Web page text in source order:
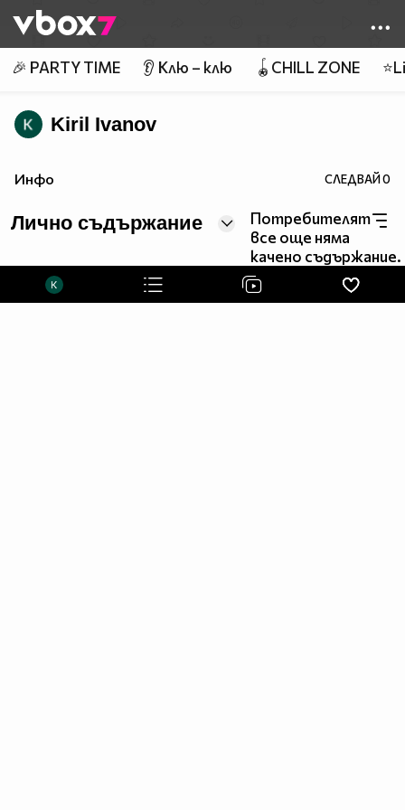
👾
🎉 PARTY TIME 👂 Клю – клю 🪀CHILL ZONE
Kiril Ivanov
Инфо СЛЕДВАЙ0
Лично съдържание
Потребителят
все още няма
качено съдържание.